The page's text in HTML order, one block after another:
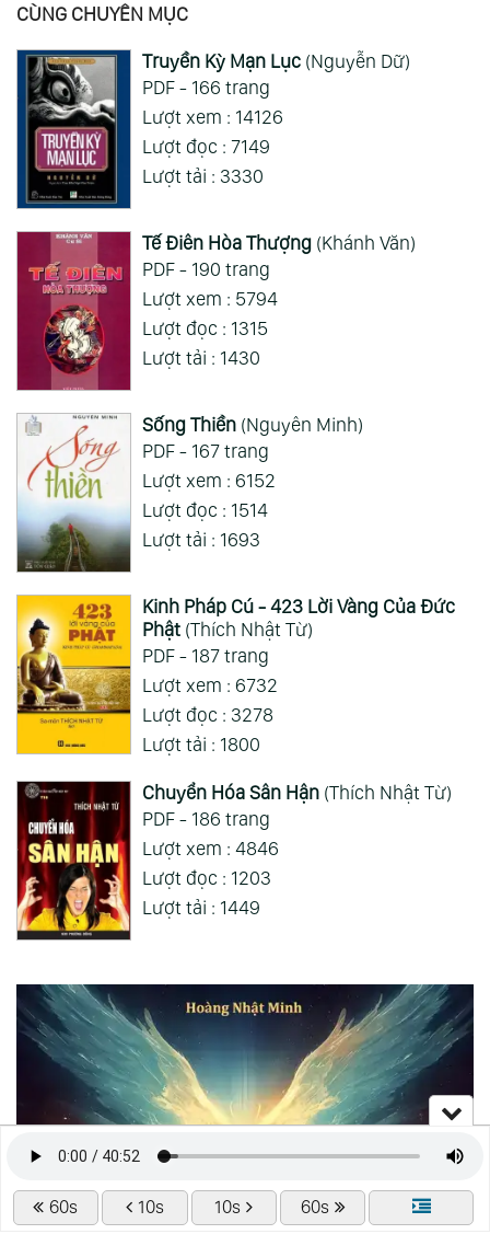
60s 10s 10s 60s
Gia Đình Điệp Viên - Spy X Family
ai hỏi 123
Wed 05/08/2026
Mong 1 ngày shop ra 2 chap
Xem Thêm
CÙNG CHUYÊN MỤC
Truyền Kỳ Mạn Lục(Nguyễn Dữ)
PDF - 166 trang
Lượt xem : 14126
Lượt đọc : 7149
Lượt tải : 3330
Tế Điên Hòa Thượng(Khánh Văn)
PDF - 190 trang
Lượt xem : 5794
Lượt đọc : 1315
Lượt tải : 1430
Sống Thiền(Nguyên Minh)
PDF - 167 trang
Lượt xem : 6152
Lượt đọc : 1514
Lượt tải : 1693
Kinh Pháp Cú - 423 Lời Vàng Của Đức
Phật(Thích Nhật Từ)
PDF - 187 trang
Lượt xem : 6732
Lượt đọc : 3278
Lượt tải : 1800
Chuyển Hóa Sân Hận(Thích Nhật Từ)
PDF - 186 trang
Lượt xem : 4846
Lượt đọc : 1203
Lượt tải : 1449